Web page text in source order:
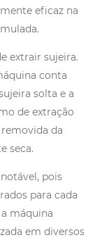
eficaz na
extrair sujeira.
conta
solta e a
de extração
da
seca.
pois
para cada
máquina
em diversos